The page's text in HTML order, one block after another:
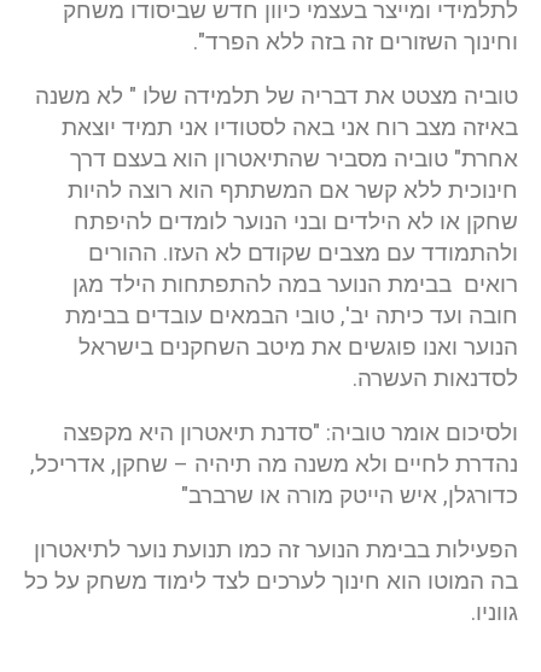
לתלמידי ומייצר בעצמי כיוון חדש שביסודו משחק
וחינוך השזורים זה בזה ללא הפרד".
טוביה מצטט את דבריה של תלמידה שלו " לא משנה
באיזה מצב רוח אני באה לסטודיו אני תמיד יוצאת
אחרת" טוביה מסביר שהתיאטרון הוא בעצם דרך
חינוכית ללא קשר אם המשתתף הוא רוצה להיות
שחקן או לא הילדים ובני הנוער לומדים להיפתח
ולהתמודד עם מצבים שקודם לא העזו. ההורים
רואים בבימת הנוער במה להתפתחות הילד מגן
חובה ועד כיתה יב', טובי הבמאים עובדים בבימת
הנוער ואנו פוגשים את מיטב השחקנים בישראל
לסדנאות העשרה.
ולסיכום אומר טוביה: "סדנת תיאטרון היא מקפצה
נהדרת לחיים ולא משנה מה תיהיה – שחקן, אדריכל,
כדורגלן, איש הייטק מורה או שרברב"
הפעילות בבימת הנוער זה כמו תנועת נוער לתיאטרון
בה המוטו הוא חינוך לערכים לצד לימוד משחק על כל
גווניו.